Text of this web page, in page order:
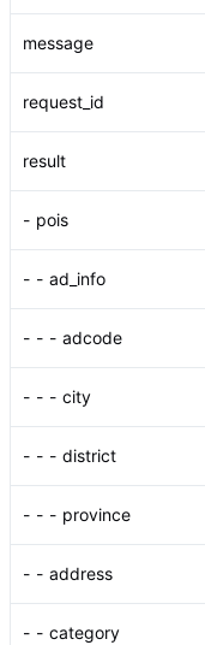
message
request_id
result
- pois
- - ad_info
- - - adcode
- - - city
- - - district
- - - province
- - address
- - category